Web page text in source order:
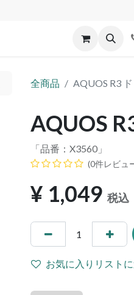
不良交換規定 ゲー
全商品 AQUOS R3
AQUOS
「品番： X3560 」
(0件レビュ
¥ 1,049 税込
お気に入りリスト